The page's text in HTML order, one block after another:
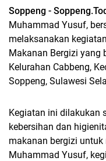
Soppeng -
Muhammad Yusuf,
melaksanakan
Makanan Bergizi yang
Kelurahan Cabbeng,
Soppeng, Sulawesi
Kegiatan ini dilakukan
kebersihan dan
makanan bergizi
Muhammad Yusuf,